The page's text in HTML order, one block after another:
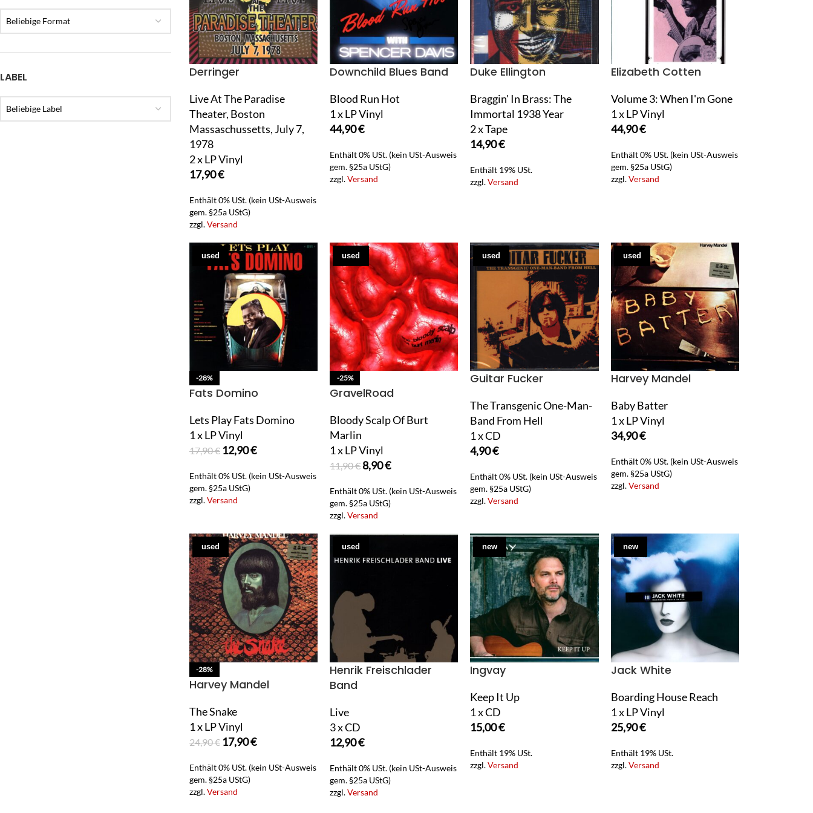
Beliebige Format
LABEL
Beliebige Label
Derringer
Live At The Paradise
Theater, Boston
Massaschussetts, July 7,
1978
2 x LP Vinyl
17,90€
Enthält 0% USt. (kein USt-Ausweis
gem. §25a UStG)
zzgl.Versand
Downchild Blues Band
Blood Run Hot
1 x LP Vinyl
44,90€
Enthält 0% USt. (kein USt-Ausweis
gem. §25a UStG)
zzgl.Versand
Duke Ellington
Braggin' In Brass: The
Immortal 1938 Year
2 x Tape
14,90€
Enthält 19% USt.
zzgl.Versand
Elizabeth Cotten
Volume 3: When I'm Gone
1 x LP Vinyl
44,90€
Enthält 0% USt. (kein USt-Ausweis
gem. §25a UStG)
zzgl.Versand
used
-28%
Fats Domino
Lets Play Fats Domino
1 x LP Vinyl
17,90€ 12,90€
Enthält 0% USt. (kein USt-Ausweis
gem. §25a UStG)
zzgl.Versand
used
-25%
GravelRoad
Bloody Scalp Of Burt
Marlin
1 x LP Vinyl
11,90€8,90€
Enthält 0% USt. (kein USt-Ausweis
gem. §25a UStG)
zzgl.Versand
used
Guitar Fucker
The Transgenic One-Man-
Band From Hell
1 x CD
4,90€
Enthält 0% USt. (kein USt-Ausweis
gem. §25a UStG)
zzgl.Versand
used
Harvey Mandel
Baby Batter
1 x LP Vinyl
34,90€
Enthält 0% USt. (kein USt-Ausweis
gem. §25a UStG)
zzgl.Versand
used
-28%
Harvey Mandel
The Snake
1 x LP Vinyl
24,90€ 17,90€
Enthält 0% USt. (kein USt-Ausweis
gem. §25a UStG)
zzgl.Versand
used
Henrik Freischlader
Band
Live
3 x CD
12,90€
Enthält 0% USt. (kein USt-Ausweis
gem. §25a UStG)
zzgl.Versand
new
Ingvay
Keep It Up
1 x CD
15,00€
Enthält 19% USt.
zzgl.Versand
new
Jack White
Boarding House Reach
1 x LP Vinyl
25,90€
Enthält 19% USt.
zzgl.Versand